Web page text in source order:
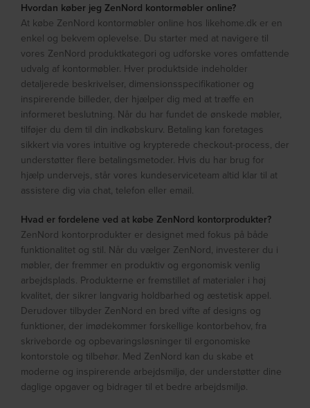
Hvordan køber jeg ZenNord kontormøbler online?
At købe ZenNord kontormøbler online hos likehome.dk er en
enkel og bekvem oplevelse. Du starter med at navigere til
vores ZenNord produktkategori og udforske vores omfattende
udvalg af kontormøbler. Hver produktside indeholder
detaljerede beskrivelser, dimensionsspecifikationer og
inspirerende billeder, der hjælper dig med at træffe en
informeret beslutning. Når du har fundet de ønskede møbler,
tilføjer du dem til din indkøbskurv. Betaling kan foretages
sikkert via vores intuitive og krypterede checkout-process, der
understøtter flere betalingsmetoder. Hvis du har brug for
hjælp undervejs, står vores kundeserviceteam altid klar til at
assistere dig via chat, telefon eller email.
Hvad er fordelene ved at købe ZenNord kontorprodukter?
ZenNord kontorprodukter er designet med fokus på både
funktionalitet og stil. Når du vælger ZenNord, investerer du i
møbler, der fremmer en produktiv og ergonomisk venlig
arbejdsplads. Produkterne er fremstillet af materialer i høj
kvalitet, der sikrer langvarig holdbarhed og æstetisk appel.
Derudover tilbyder ZenNord en bred vifte af designs og
funktioner, der imødekommer forskellige kontorbehov, fra
skriveborde og opbevaringsløsninger til ergonomiske
kontorstole og tilbehør. Med ZenNord kan du skabe et
moderne og inspirerende arbejdsmiljø, der understøtter dine
daglige opgaver og bidrager til et bedre arbejdsmiljø.